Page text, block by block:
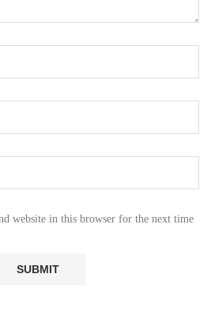
website in this browser for the next time